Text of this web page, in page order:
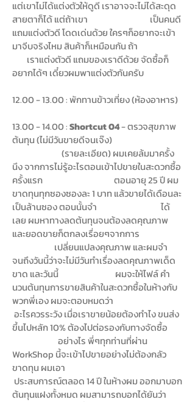
แต่เขาไม่ได้แต่งตัวให้ดูดี เราอาจจะไม่ได้สะดุด
สายตาก็ได้ แต่ถ้าเขา เป็นคนดี
แถมแต่งตัวดี โดดเด่นด้วย ใครๆก็อยากจะเข้า
มาจีบจริงไหม สินค้าก็เหมือนกัน ถ้า
เราแต่งตัวดี แถมของเราดีด้วย จัดซื้อก็
อยากได้ๆ เดี๋ยวผมพาแต่งตัวกันครับ
12.00 - 13.00: พักทานข้าวเที่ยง (ห้องอาหาร)
13.00 - 14.00:Shortcut 04- ตรวจสุขภาพ
ต้นทุน (ไม่มีวันขายดีจนเจ๊ง)
(รายละเอียด) ผมเคยล้มมาครั้ง
นึง จากการไม่รู้อะไรตอนเข้าไปขายในสะดวกซื้อ
ครั้งแรก ตอนอายุ 25 ปี ผม
ขาดทุนทุกซองซองละ 1 บาท แล้วขายได้เดือนละ
เป็นล้านซอง ตอนนั้นจำ ได้
เลย ผมหาทางลดต้นทุนจนต้องลดคุณภาพ
และยอดขายก็ตกลงเรื่อยๆจากการ
เปลี่ยนแปลงคุณภาพ และผมจำ
จนถึงวันนี้ว่าจะไม่มีวันทำเรื่องลดคุณภาพเด็ด
ขาด และวันนี้ ผมจะให้ไฟล์ คำ
นวนต้นทุนการขายสินค้าในสะดวกซื้อในห้างกับ
พวกพี่เอง ผมจะตอบหมดว่า
อะไรควรระวัง เมื่อเราขายน้อยต้องทำไง ขนส่ง
ขึ้นไปหลัก 10% ต้องไปต่อรองกับทางจัดซื้อ
อย่างไร พี่ๆทุกท่านที่ผ่าน
WorkShop นี้จะเข้าไปขายอย่างไม่ต้องกลัว
ขาดทุน ผมเอา
ประสบการณ์ตลอด 14 ปี ในห้างผม ออกมาบอก
ต้นทุนแฝงทั้งหมด ผมสามารถบอกได้ยันว่า